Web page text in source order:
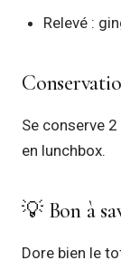
Relevé :
Se conserve
en lunchbox.
💡 Bon à
Dore bien le